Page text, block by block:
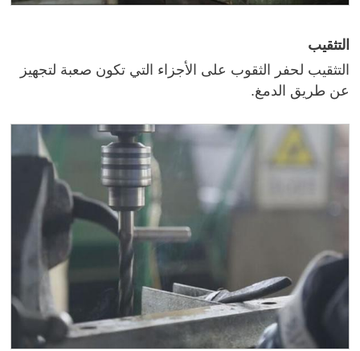
التثقيب
التثقيب لحفر الثقوب على الأجزاء التي تكون صعبة لتجهيز
عن طريق الدمغ.